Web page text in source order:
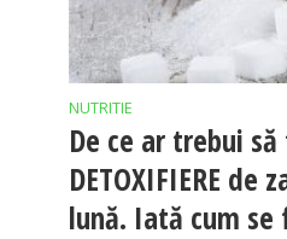
NUTRITIE
De ce ar trebui
DETOXIFIERE de
lună. Iată cum se